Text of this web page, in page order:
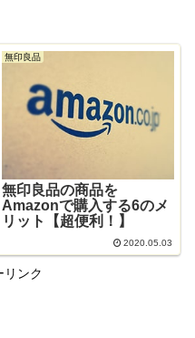
無印良品
無印良品の商品を
Amazonで購入する6のメ
リット【超便利！】
2020.05.03
リンク